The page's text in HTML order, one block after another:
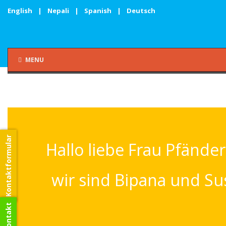
English | Nepali | Spanish | Deutsch
MENU
Hallo liebe Frau
wir sind Bipana und
Kontaktformular